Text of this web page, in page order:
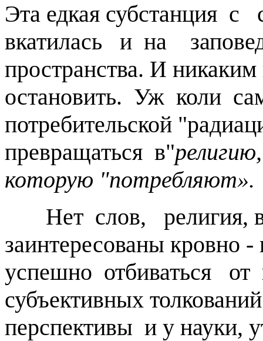
Эта едкая субстанция
вкатилась и на
пространства. И
остановить. Уж коли
потребительской
превращаться в"
которую "потребляют».
Нет слов, религия,
заинтересованы
успешно отбиваться от
субъективных
перспективы и у науки,